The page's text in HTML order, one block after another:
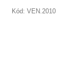
Kód: VEN.2010